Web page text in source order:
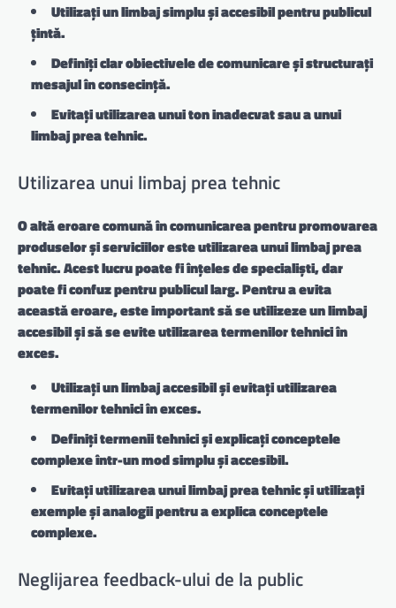
Utilizați un limbaj simplu și accesibil pentru publicul
țintă.
Definiți clar obiectivele de comunicare și structurați
mesajul în consecință.
Evitați utilizarea unui ton inadecvat sau a unui
limbaj prea tehnic.
Utilizarea unui limbaj prea tehnic
O altă eroare comună în comunicarea pentru promovarea
produselor și serviciilor este utilizarea unui limbaj prea
tehnic. Acest lucru poate fi înțeles de specialiști, dar
poate fi confuz pentru publicul larg. Pentru a evita
această eroare, este important să se utilizeze un limbaj
accesibil și să se evite utilizarea termenilor tehnici în
exces.
Utilizați un limbaj accesibil și evitați utilizarea
termenilor tehnici în exces.
Definiți termenii tehnici și explicați conceptele
complexe într-un mod simplu și accesibil.
Evitați utilizarea unui limbaj prea tehnic și utilizați
exemple și analogii pentru a explica conceptele
complexe.
Neglijarea feedback-ului de la public